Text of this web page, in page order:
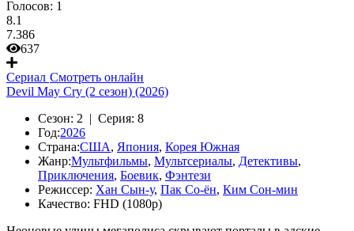
Голосов: 1
8.1
7.386
637
Сериал Смотреть онлайн
Devil May Cry (2 сезон) (2026)
Сезон: 2 | Серия: 8
Год:2026
Страна:США, Япония, Корея Южная
Жанр:Мультфильмы, Мультсериалы, Детективы,
Приключения, Боевик, Фэнтези
Режиссер: Хан Сын-у, Пак Со-ён, Ким Сон-мин
Качество: FHD (1080p)